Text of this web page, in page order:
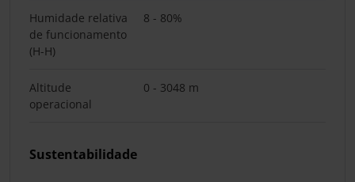
Humidade relativa
de funcionamento
(H-H)
8 - 80%
Altitude
operacional
0 - 3048 m
Sustentabilidade